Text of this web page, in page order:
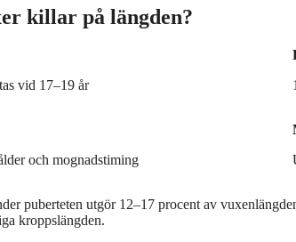
killar på längden?
vid 17–19 år
och mognadstiming
puberteten utgör 12–17 procent av
kroppslängden.